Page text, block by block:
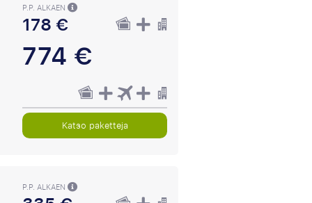
P.P. ALKAEN
178 €
774 €
Katso paketteja
P.P. ALKAEN